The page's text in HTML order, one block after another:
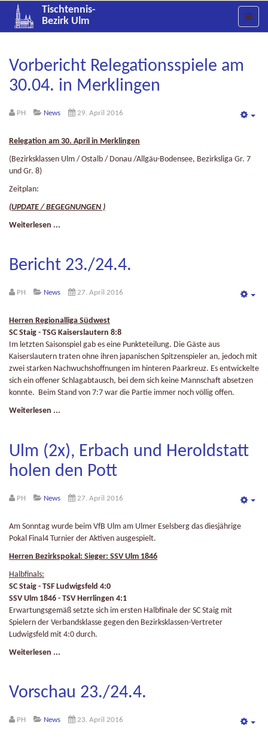
Tischtennis-
Bezirk Ulm
Vorbericht Relegationsspiele am
30.04. in Merklingen
PH News 29. April 2016
Relegation am 30. April in Merklingen
(Bezirksklassen Ulm / Ostalb / Donau /Allgäu-Bodensee, Bezirksliga Gr. 7
und Gr. 8)
Zeitplan:
(UPDATE / BEGEGNUNGEN )
Weiterlesen ...
Bericht 23./24.4.
PH News 27. April 2016
Herren Regionalliga Südwest
SC Staig - TSG Kaiserslautern 8:8
Im letzten Saisonspiel gab es eine Punkteteilung. Die Gäste aus
Kaiserslautern traten ohne ihren japanischen Spitzenspieler an, jedoch mit
zwei starken Nachwuchshoffnungen im hinteren Paarkreuz. Es entwickelte
sich ein offener Schlagabtausch, bei dem sich keine Mannschaft absetzen
konnte. Beim Stand von 7:7 war die Partie immer noch völlig offen.
Weiterlesen ...
Ulm (2x), Erbach und Heroldstatt
holen den Pott
PH News 27. April 2016
Am Sonntag wurde beim VfB Ulm am Ulmer Eselsberg das diesjährige
Pokal Final4 Turnier der Aktiven ausgespielt.
Herren Bezirkspokal: Sieger: SSV Ulm 1846
Halbfinals:
SC Staig - TSF Ludwigsfeld 4:0
SSV Ulm 1846 - TSV Herrlingen 4:1
Erwartungsgemäß setzte sich im ersten Halbfinale der SC Staig mit
Spielern der Verbandsklasse gegen den Bezirksklassen-Vertreter
Ludwigsfeld mit 4:0 durch.
Weiterlesen ...
Vorschau 23./24.4.
PH News 23. April 2016